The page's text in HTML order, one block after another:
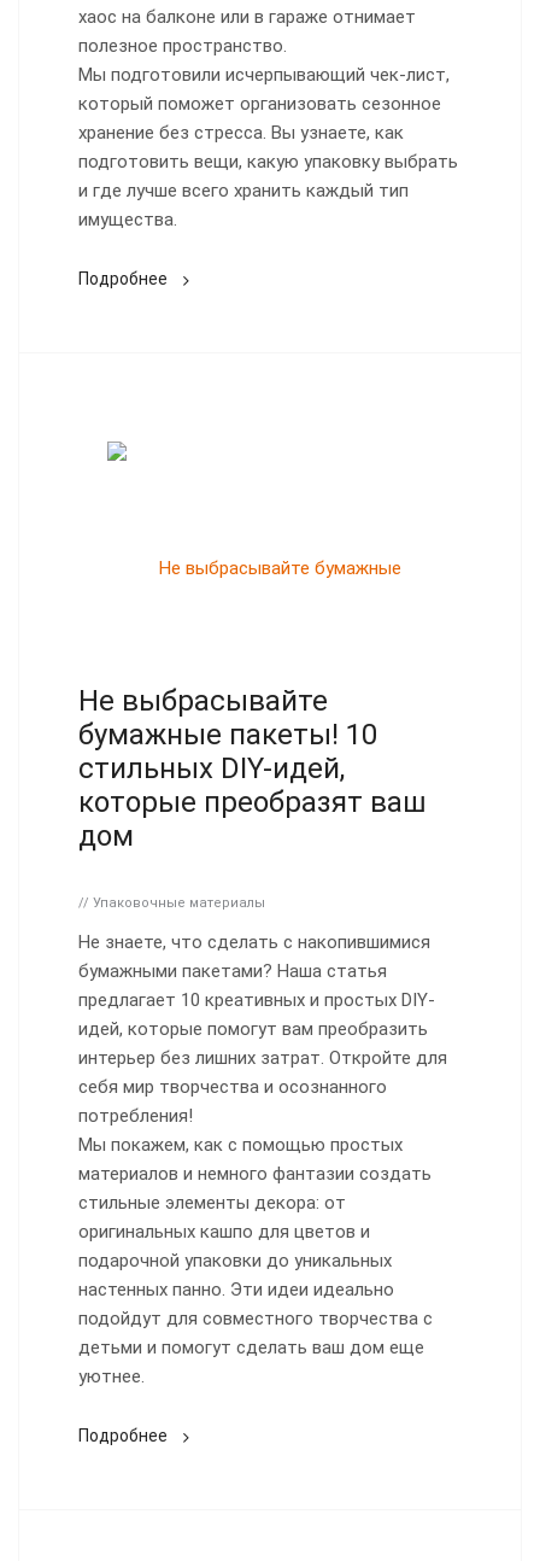
хаос на балконе или в гараже отнимает
полезное пространство.
Мы подготовили исчерпывающий чек-лист,
который поможет организовать сезонное
хранение без стресса. Вы узнаете, как
подготовить вещи, какую упаковку выбрать
и где лучше всего хранить каждый тип
имущества.
Подробнее
Не выбрасывайте
бумажные пакеты! 10
стильных DIY-идей,
которые преобразят ваш
дом
// Упаковочные материалы
Не знаете, что сделать с накопившимися
бумажными пакетами? Наша статья
предлагает 10 креативных и простых DIY-
идей, которые помогут вам преобразить
интерьер без лишних затрат. Откройте для
себя мир творчества и осознанного
потребления!
Мы покажем, как с помощью простых
материалов и немного фантазии создать
стильные элементы декора: от
оригинальных кашпо для цветов и
подарочной упаковки до уникальных
настенных панно. Эти идеи идеально
подойдут для совместного творчества с
детьми и помогут сделать ваш дом еще
уютнее.
Подробнее